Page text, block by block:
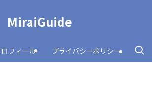
MiraiGuide
ロフィール プライバシーポリシー